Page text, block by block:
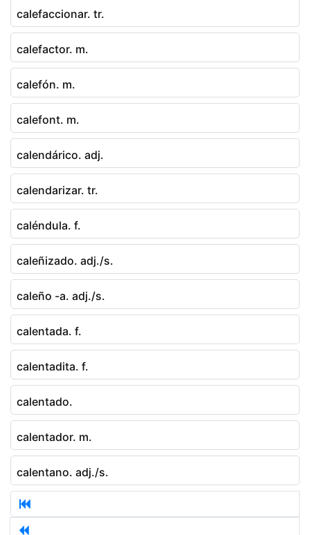
calefaccionar. tr.
calefactor. m.
calefón. m.
calefont. m.
calendárico. adj.
calendarizar. tr.
caléndula. f.
caleñizado. adj./s.
caleño -a. adj./s.
calentada. f.
calentadita. f.
calentado.
calentador. m.
calentano. adj./s.